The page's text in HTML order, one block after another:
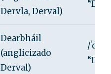
Dervla, Derval)
Dearbháil
(anglicizado
Derval)
/